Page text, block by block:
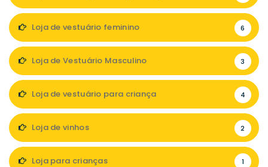
Loja de vestuário feminino 6
Loja de Vestuário Masculino 3
Loja de vestuário para criança 4
Loja de vinhos 2
Loja para crianças 1